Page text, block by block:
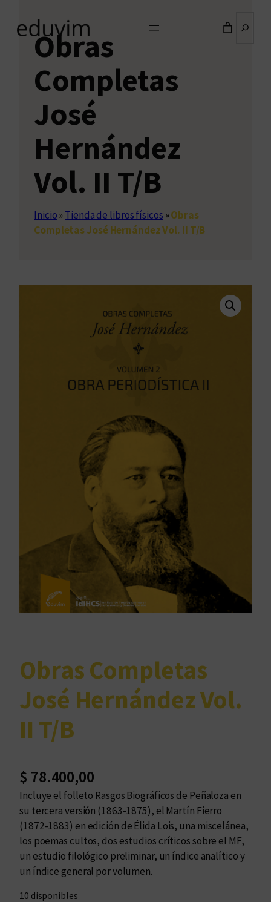
Obras
Completas
José
Hernández
Vol. II T/B
Inicio»Tienda de libros físicos »Obras
Completas José Hernández Vol. II T/B
Obras Completas
José Hernández Vol.
II T/B
$ 78.400,00
Incluye el folleto Rasgos Biográficos de Peñaloza en
su tercera versión (1863-1875), el Martín Fierro
(1872-1883) en edición de Élida Lois, una miscelánea,
los poemas cultos, dos estudios críticos sobre el MF,
un estudio filológico preliminar, un índice analítico y
un índice general por volumen.
10 disponibles